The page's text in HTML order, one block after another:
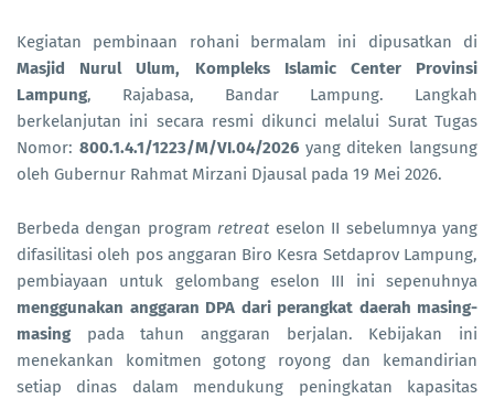
Kegiatan pembinaan rohani bermalam ini dipusatkan di
Masjid Nurul Ulum, Kompleks Islamic Center Provinsi
Lampung, Rajabasa, Bandar Lampung. Langkah
berkelanjutan ini secara resmi dikunci melalui Surat Tugas
Nomor: 800.1.4.1/1223/M/VI.04/2026yang diteken langsung
oleh Gubernur Rahmat Mirzani Djausal pada 19 Mei 2026.
Berbeda dengan program retreat eselon II sebelumnya yang
difasilitasi oleh pos anggaran Biro Kesra Setdaprov Lampung,
pembiayaan untuk gelombang eselon III ini sepenuhnya
menggunakan anggaran DPA dari perangkat daerah masing-
masing pada tahun anggaran berjalan. Kebijakan ini
menekankan komitmen gotong royong dan kemandirian
setiap dinas dalam mendukung peningkatan kapasitas